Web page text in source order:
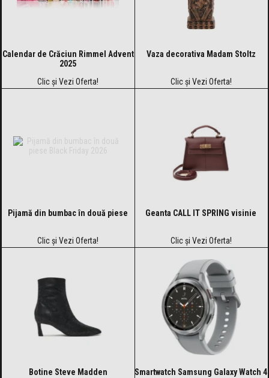
Calendar de Crăciun Rimmel Advent
2025
Clic și Vezi Oferta!
Vaza decorativa Madam Stoltz
Clic și Vezi Oferta!
Pijamă din bumbac în două piese
Clic și Vezi Oferta!
Geanta CALL IT SPRING visinie
Clic și Vezi Oferta!
Botine Steve Madden Smartwatch Samsung Galaxy Watch 4